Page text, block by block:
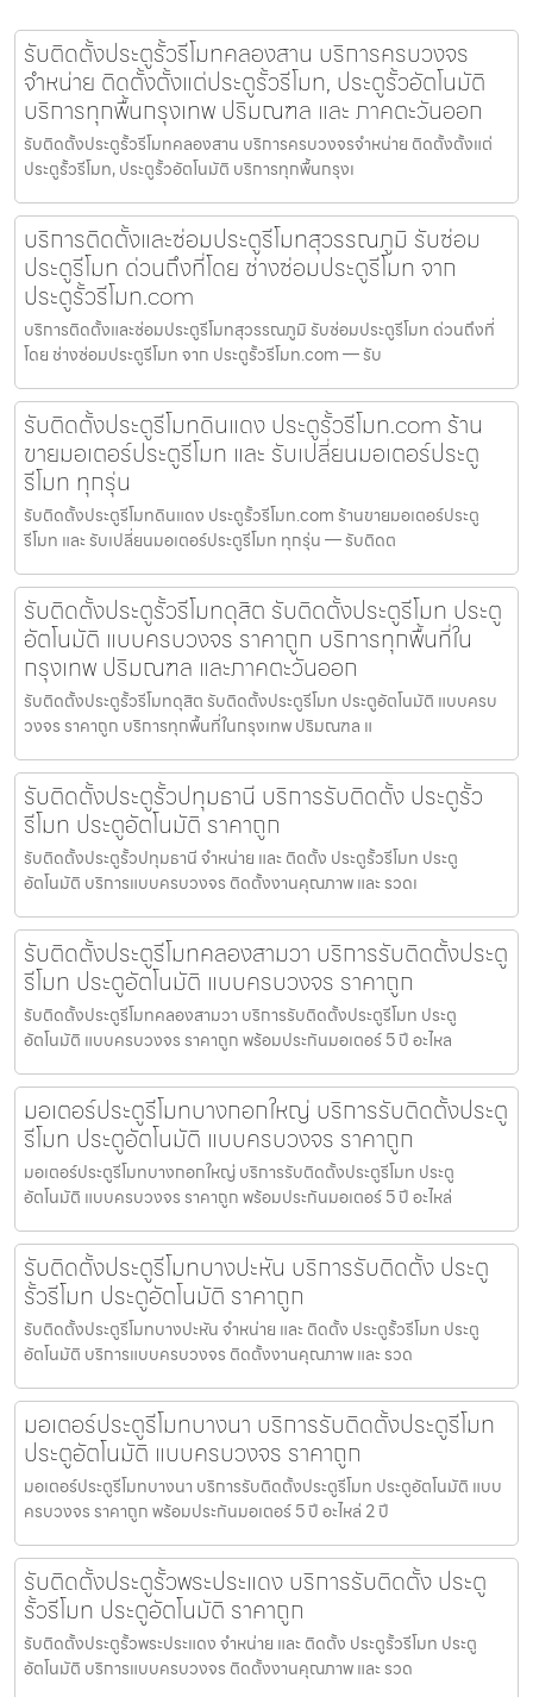
รับติดตั้งประตูรั้วรีโมทคลองสาน บริการครบวงจร
จำหน่าย ติดตั้งตั้งแต่ประตูรั้วรีโมท, ประตูรั้วอัตโนมัติ
บริการทุกพื้นกรุงเทพ ปริมณฑล และ ภาคตะวันออก
รับติดตั้งประตูรั้วรีโมทคลองสาน บริการครบวงจรจำหน่าย ติดตั้งตั้งแต่
ประตูรั้วรีโมท, ประตูรั้วอัตโนมัติ บริการทุกพื้นกรุงเ
บริการติดตั้งและซ่อมประตูรีโมทสุวรรณภูมิ รับซ่อม
ประตูรีโมท ด่วนถึงที่โดย ช่างซ่อมประตูรีโมท จาก
ประตูรั้วรีโมท.com
บริการติดตั้งและซ่อมประตูรีโมทสุวรรณภูมิ รับซ่อมประตูรีโมท ด่วนถึงที่
โดย ช่างซ่อมประตูรีโมท จาก ประตูรั้วรีโมท.com — รับ
รับติดตั้งประตูรีโมทดินแดง ประตูรั้วรีโมท.com ร้าน
ขายมอเตอร์ประตูรีโมท และ รับเปลี่ยนมอเตอร์ประตู
รีโมท ทุกรุ่น
รับติดตั้งประตูรีโมทดินแดง ประตูรั้วรีโมท.com ร้านขายมอเตอร์ประตู
รีโมท และ รับเปลี่ยนมอเตอร์ประตูรีโมท ทุกรุ่น — รับติดต
รับติดตั้งประตูรั้วรีโมทดุสิต รับติดตั้งประตูรีโมท ประตู
อัตโนมัติ แบบครบวงจร ราคาถูก บริการทุกพื้นที่ใน
กรุงเทพ ปริมณฑล และภาคตะวันออก
รับติดตั้งประตูรั้วรีโมทดุสิต รับติดตั้งประตูรีโมท ประตูอัตโนมัติ แบบครบ
วงจร ราคาถูก บริการทุกพื้นที่ในกรุงเทพ ปริมณฑล แ
รับติดตั้งประตูรั้วปทุมธานี บริการรับติดตั้ง ประตูรั้ว
รีโมท ประตูอัตโนมัติ ราคาถูก
รับติดตั้งประตูรั้วปทุมธานี จำหน่าย และ ติดตั้ง ประตูรั้วรีโมท ประตู
อัตโนมัติ บริการแบบครบวงจร ติดตั้งงานคุณภาพ และ รวดเ
รับติดตั้งประตูรีโมทคลองสามวา บริการรับติดตั้งประตู
รีโมท ประตูอัตโนมัติ แบบครบวงจร ราคาถูก
รับติดตั้งประตูรีโมทคลองสามวา บริการรับติดตั้งประตูรีโมท ประตู
อัตโนมัติ แบบครบวงจร ราคาถูก พร้อมประกันมอเตอร์ 5 ปี อะไหล
มอเตอร์ประตูรีโมทบางกอกใหญ่ บริการรับติดตั้งประตู
รีโมท ประตูอัตโนมัติ แบบครบวงจร ราคาถูก
มอเตอร์ประตูรีโมทบางกอกใหญ่ บริการรับติดตั้งประตูรีโมท ประตู
อัตโนมัติ แบบครบวงจร ราคาถูก พร้อมประกันมอเตอร์ 5 ปี อะไหล่
รับติดตั้งประตูรีโมทบางปะหัน บริการรับติดตั้ง ประตู
รั้วรีโมท ประตูอัตโนมัติ ราคาถูก
รับติดตั้งประตูรีโมทบางปะหัน จำหน่าย และ ติดตั้ง ประตูรั้วรีโมท ประตู
อัตโนมัติ บริการแบบครบวงจร ติดตั้งงานคุณภาพ และ รวด
มอเตอร์ประตูรีโมทบางนา บริการรับติดตั้งประตูรีโมท
ประตูอัตโนมัติ แบบครบวงจร ราคาถูก
มอเตอร์ประตูรีโมทบางนา บริการรับติดตั้งประตูรีโมท ประตูอัตโนมัติ แบบ
ครบวงจร ราคาถูก พร้อมประกันมอเตอร์ 5 ปี อะไหล่ 2 ปี
รับติดตั้งประตูรั้วพระประแดง บริการรับติดตั้ง ประตู
รั้วรีโมท ประตูอัตโนมัติ ราคาถูก
รับติดตั้งประตูรั้วพระประแดง จำหน่าย และ ติดตั้ง ประตูรั้วรีโมท ประตู
อัตโนมัติ บริการแบบครบวงจร ติดตั้งงานคุณภาพ และ รวด